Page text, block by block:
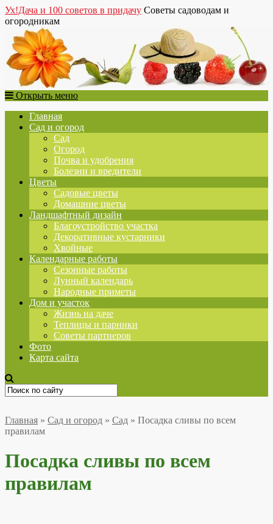
Ух!Дача и 100 советов в придачу Советы садоводам и
огородникам
Открыть меню
Главная
Сад и огород
Сад
Огород
Почва и удобрения
Болезни и вредители
Цветы
Садовые цветы
Домашние цветы
Ландшафтный дизайн
Благоустройство участка
Декоративные кустарники
Хвойные
Календарные работы
Сезонные работы
Лунный календарь
Народные приметы
Дом и участок
Жизнь на даче
Теплицы и парники
Советы партнеров
Фото
Карта сайта
Главная » Сад и огород » Сад » Посадка сливы по всем
правилам
Посадка сливы по всем
правилам